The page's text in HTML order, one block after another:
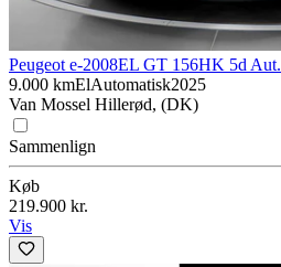
Peugeot e-2008EL GT 156HK 5d Aut.
9.000 kmElAutomatisk2025
Van Mossel Hillerød, (DK)
Sammenlign
Køb
219.900 kr.
Vis